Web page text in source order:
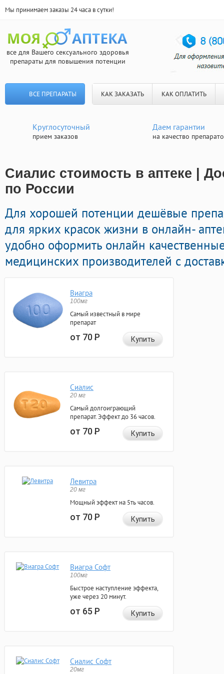
Мы принимаем заказы 24 часа в сутки!
все для Вашего сексуального здоровья
препараты для повышения потенции
ВСЕ ПРЕПАРАТЫ КАК ЗАКАЗАТЬ КАК ОПЛАТИТЬ
Круглосуточный
прием заказов
Даем гарантии
на качество
Сиалис стоимость в аптеке |
по России
Для хорошей потенции дешёвые
для ярких красок жизни в онлайн-
удобно оформить онлайн
медицинских производителей с
Виагра
100мг
Самый известный в мире
препарат
от 70Р Купить
Сиалис
20 мг
Самый долгоиграющий
препарат. Эффект до 36 часов.
от 70Р Купить
Левитра
20 мг
Мощный эффект на 5ть часов.
от 70Р Купить
Виагра Софт
100мг
Быстрое наступление эффекта,
уже через 20 минут.
от 65Р Купить
Сиалис Софт
20мг